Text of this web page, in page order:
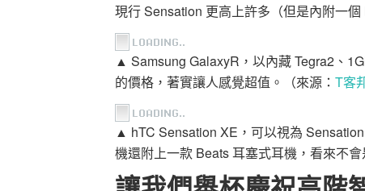
現行 Sensation 更高上許多（但是內附一個
▲ Samsung GalaxyR，以內藏 Tegra2、
的價格，著實讓人感覺超值。（來源： T客
▲ hTC Sensation XE，可以視為
機還附上一款 Beats 耳塞式耳機，看來不